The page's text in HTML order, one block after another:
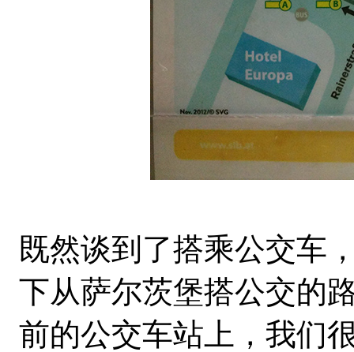
既然谈到了搭乘公交车
下从萨尔茨堡搭公交的
前的公交车站上，我们